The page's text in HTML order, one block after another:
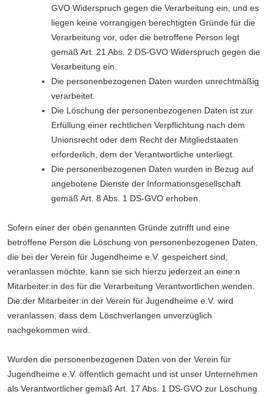
GVO Widerspruch gegen die Verarbeitung ein, und es
liegen keine vorrangigen berechtigten Gründe für die
Verarbeitung vor, oder die betroffene Person legt
gemäß Art. 21 Abs. 2 DS-GVO Widerspruch gegen die
Verarbeitung ein.
Die personenbezogenen Daten wurden unrechtmäßig
verarbeitet.
Die Löschung der personenbezogenen Daten ist zur
Erfüllung einer rechtlichen Verpflichtung nach dem
Unionsrecht oder dem Recht der Mitgliedstaaten
erforderlich, dem der Verantwortliche unterliegt.
Die personenbezogenen Daten wurden in Bezug auf
angebotene Dienste der Informationsgesellschaft
gemäß Art. 8 Abs. 1 DS-GVO erhoben.
Sofern einer der oben genannten Gründe zutrifft und eine
betroffene Person die Löschung von personenbezogenen Daten,
die bei der Verein für Jugendheime e.V. gespeichert sind,
veranlassen möchte, kann sie sich hierzu jederzeit an eine:n
Mitarbeiter:in des für die Verarbeitung Verantwortlichen wenden.
Die:der Mitarbeiter:in der Verein für Jugendheime e.V. wird
veranlassen, dass dem Löschverlangen unverzüglich
nachgekommen wird.
Wurden die personenbezogenen Daten von der Verein für
Jugendheime e.V. öffentlich gemacht und ist unser Unternehmen
als Verantwortlicher gemäß Art. 17 Abs. 1 DS-GVO zur Löschung